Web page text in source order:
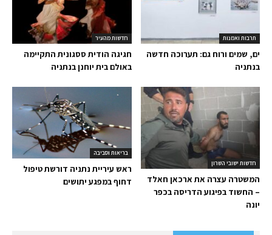
חדשות מהעיר
חגיגה הודית ססגונית התקיימה
באולם בית יוחנן בנתניה
תרבות ואמנות
ים, שמים ורוח גם: תערוכה חדשה
בנתניה
בריאות וסביבה
ראש עיריית נתניה דורשת טיפול
דחוף במפגע יתושים
חדשות ישובי השרון
המשטרה עצרה את ארכאן חאלד
– החשוד בפיגוע הדריסה בכפר
יונה